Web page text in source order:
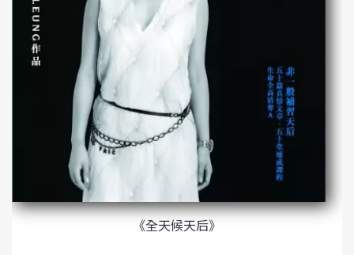
《全天候天后》